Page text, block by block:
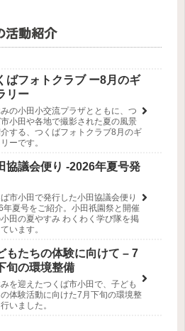
活動紹介
ばフォトクラブ ー8月のギ
リー
の小田小交流プラザとともに、つ
市小田や各地で撮影された夏の風景
する、つくばフォトクラブ8月のギ
ーです。
協議会便り -2026年夏号発
市小田で発行した小田協議会便り
年夏号をご紹介。小田祇園祭と開催
田の夏やすみ わくわく学び隊を掲
います。
もたちの体験に向けて – 7
旬の環境整備
を迎えたつくば市小田で、子ども
体験活動に向けた7月下旬の環境整
いました。